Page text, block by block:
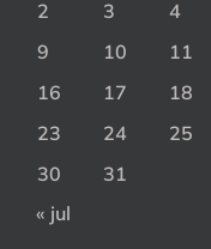
2
3 4
9
10 11
16
17 18
23
24 25
30
31
« jul